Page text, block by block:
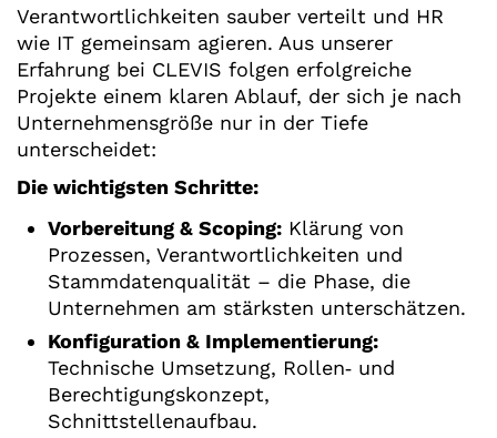
Verantwortlichkeiten sauber verteilt und HR
wie IT gemeinsam agieren. Aus unserer
Erfahrung bei CLEVIS folgen erfolgreiche
Projekte einem klaren Ablauf, der sich je nach
Unternehmensgröße nur in der Tiefe
unterscheidet:
Die wichtigsten Schritte:
Vorbereitung & Scoping: Klärung von
Prozessen, Verantwortlichkeiten und
Stammdatenqualität – die Phase, die
Unternehmen am stärksten unterschätzen.
Konfiguration & Implementierung:
Technische Umsetzung, Rollen‑ und
Berechtigungskonzept,
Schnittstellenaufbau.